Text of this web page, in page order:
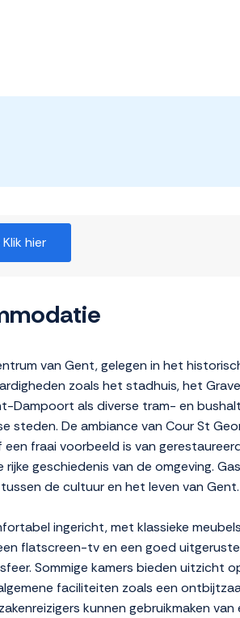
hier
van Gent, gelegen in het
zoals het stadhuis, het
Dampoort als diverse tram- en
steden. De ambiance van Cour St
fraai voorbeeld is van
geschiedenis van de omgeving.
de cultuur en het leven van Gent.
ingericht, met klassieke
flatscreen-tv en een goed
Sommige kamers bieden
faciliteiten zoals een
kunnen gebruikmaken